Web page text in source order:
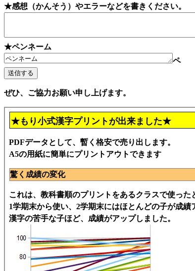
★感想（かんそう）やエラーなどを書きください。
★ペンネーム
ペ
ぜひ、ご協力お願い申し上げます。